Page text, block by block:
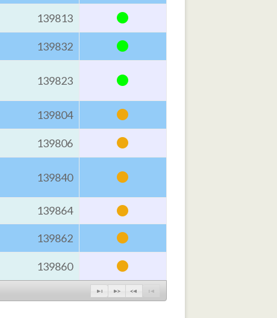
•
139813
•
139832
•
139823
•
139804
•
139806
•
139840
•
139864
•
139862
•
139860